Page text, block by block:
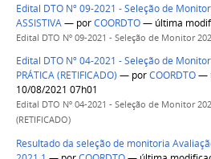
Edital DTO Nº 09-2021 - Seleção de
ASSISTIVA— porCOORDTO— última
Edital DTO Nº 09-2021 - Seleção de Monitor
Edital DTO Nº 04-2021 - Seleção de
PRÁTICA (RETIFICADO) — porCOORDTO—
10/08/2021 07h01
Edital DTO Nº 04-2021 - Seleção de Monitor
(RETIFICADO)
Resultado da seleção de monitoria